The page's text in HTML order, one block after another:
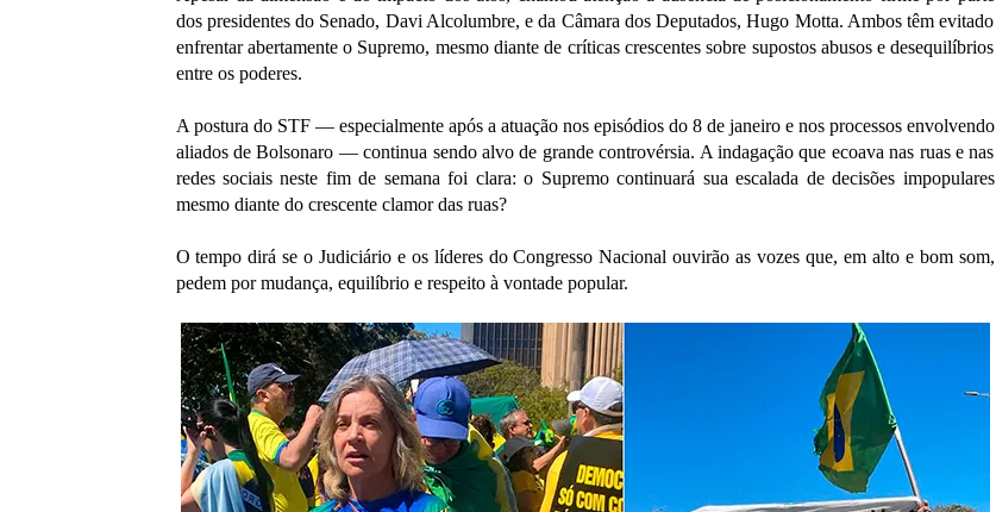
dos presidentes do Senado, Davi Alcolumbre, e da Câmara dos Deputados, Hugo Motta. Ambos têm evitado
enfrentar abertamente o Supremo, mesmo diante de críticas crescentes sobre supostos abusos e desequilíbrios
entre os poderes.
A postura do STF — especialmente após a atuação nos episódios do 8 de janeiro e nos processos envolvendo
aliados de Bolsonaro — continua sendo alvo de grande controvérsia. A indagação que ecoava nas ruas e nas
redes sociais neste fim de semana foi clara: o Supremo continuará sua escalada de decisões impopulares
mesmo diante do crescente clamor das ruas?
O tempo dirá se o Judiciário e os líderes do Congresso Nacional ouvirão as vozes que, em alto e bom som,
pedem por mudança, equilíbrio e respeito à vontade popular.